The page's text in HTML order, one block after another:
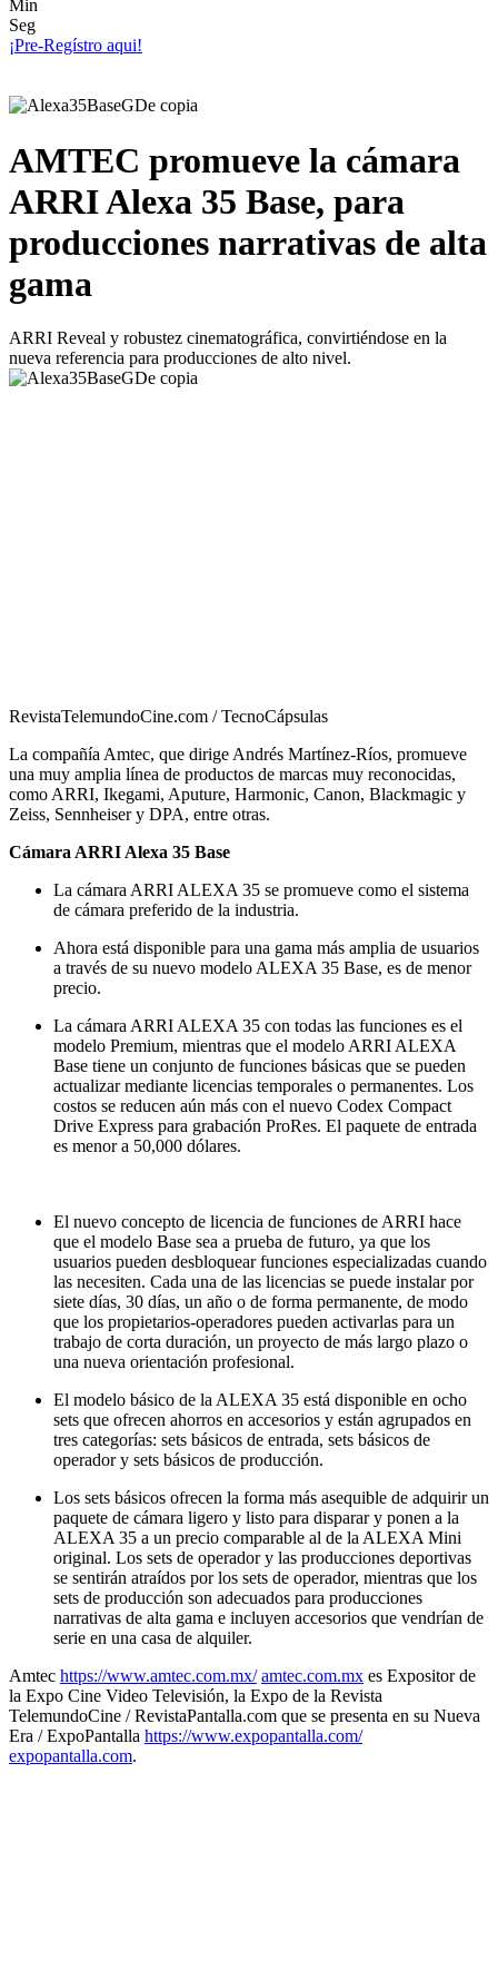
Min
Seg
¡Pre-Regístro aqui!
AMTEC promueve la cámara
ARRI Alexa 35 Base, para
producciones narrativas de alta
gama
ARRI Reveal y robustez cinematográfica, convirtiéndose en la
nueva referencia para producciones de alto nivel.
RevistaTelemundoCine.com / TecnoCápsulas
La compañía Amtec, que dirige Andrés Martínez-Ríos, promueve
una muy amplia línea de productos de marcas muy reconocidas,
como ARRI, Ikegami, Aputure, Harmonic, Canon, Blackmagic y
Zeiss, Sennheiser y DPA, entre otras.
Cámara ARRI Alexa 35 Base
La cámara ARRI ALEXA 35 se promueve como el sistema
de cámara preferido de la industria.
Ahora está disponible para una gama más amplia de usuarios
a través de su nuevo modelo ALEXA 35 Base, es de menor
precio.
La cámara ARRI ALEXA 35 con todas las funciones es el
modelo Premium, mientras que el modelo ARRI ALEXA
Base tiene un conjunto de funciones básicas que se pueden
actualizar mediante licencias temporales o permanentes. Los
costos se reducen aún más con el nuevo Codex Compact
Drive Express para grabación ProRes. El paquete de entrada
es menor a 50,000 dólares.
El nuevo concepto de licencia de funciones de ARRI hace
que el modelo Base sea a prueba de futuro, ya que los
usuarios pueden desbloquear funciones especializadas cuando
las necesiten. Cada una de las licencias se puede instalar por
siete días, 30 días, un año o de forma permanente, de modo
que los propietarios-operadores pueden activarlas para un
trabajo de corta duración, un proyecto de más largo plazo o
una nueva orientación profesional.
El modelo básico de la ALEXA 35 está disponible en ocho
sets que ofrecen ahorros en accesorios y están agrupados en
tres categorías: sets básicos de entrada, sets básicos de
operador y sets básicos de producción.
Los sets básicos ofrecen la forma más asequible de adquirir un
paquete de cámara ligero y listo para disparar y ponen a la
ALEXA 35 a un precio comparable al de la ALEXA Mini
original. Los sets de operador y las producciones deportivas
se sentirán atraídos por los sets de operador, mientras que los
sets de producción son adecuados para producciones
narrativas de alta gama e incluyen accesorios que vendrían de
serie en una casa de alquiler.
Amtec https://www.amtec.com.mx/ amtec.com.mx es Expositor de
la Expo Cine Video Televisión, la Expo de la Revista
TelemundoCine / RevistaPantalla.com que se presenta en su Nueva
Era / ExpoPantalla https://www.expopantalla.com/
expopantalla.com.